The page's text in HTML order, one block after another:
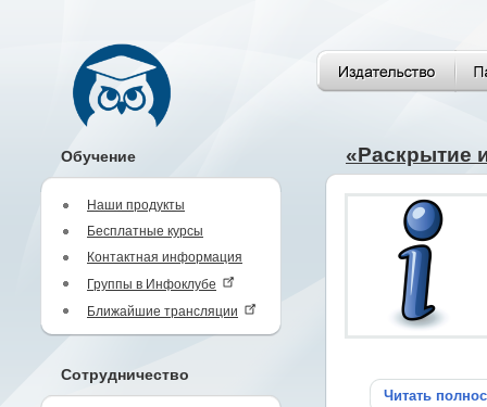
Обучение
Наши продукты
Бесплатные курсы
Контактная информация
Группы в Инфоклубе
Ближайшие трансляции
Сотрудничество
«Раскрытие
Читать